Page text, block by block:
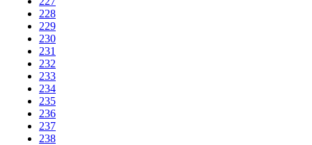
228
229
230
231
232
233
234
235
236
237
238